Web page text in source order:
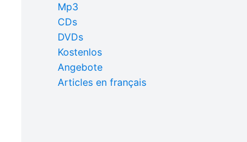
Mp3
CDs
DVDs
Kostenlos
Angebote
Articles en français